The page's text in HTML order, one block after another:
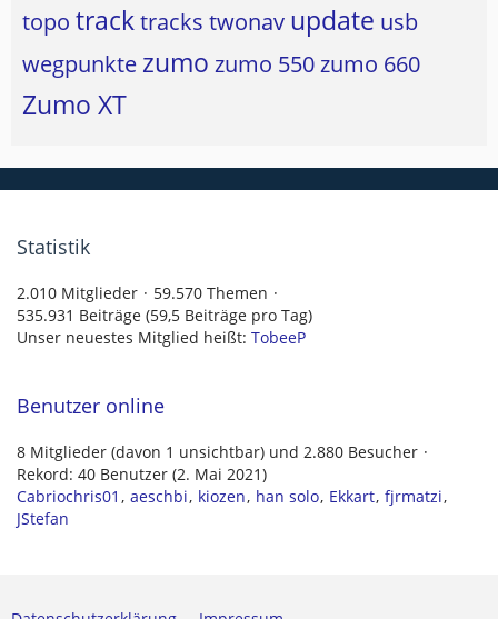
topo tracktracks twonav update usb
wegpunkte zumo zumo 550zumo 660
Zumo XT
Statistik
2.010 Mitglieder
59.570 Themen
535.931 Beiträge (59,5 Beiträge pro Tag)
Unser neuestes Mitglied heißt: TobeeP
Benutzer online
8 Mitglieder (davon 1 unsichtbar) und 2.880 Besucher
Rekord: 40 Benutzer (2. Mai 2021)
Cabriochris01
aeschbi kiozen han solo Ekkart fjrmatzi
JStefan